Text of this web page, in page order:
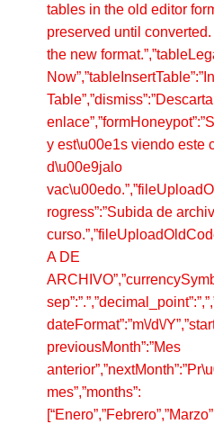
tables in the old editor
preserved until
the new
y est\u00e1s viendo este
d\u00e9jalo
rogress”:”Subida de
A DE
dateFormat”:”m\/d\/
previousMonth”:”Mes
mes”,”months”: